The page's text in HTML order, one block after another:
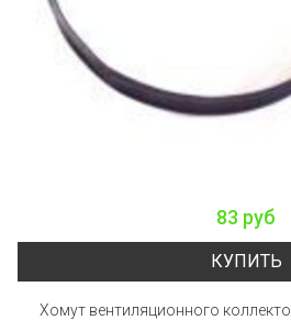
83 руб
КУПИТЬ
Хомут вентиляционного